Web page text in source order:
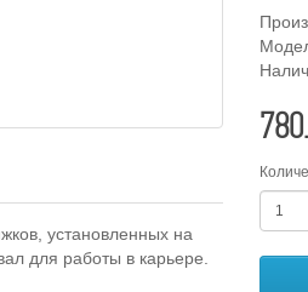
установленных на
для работы в карьере.